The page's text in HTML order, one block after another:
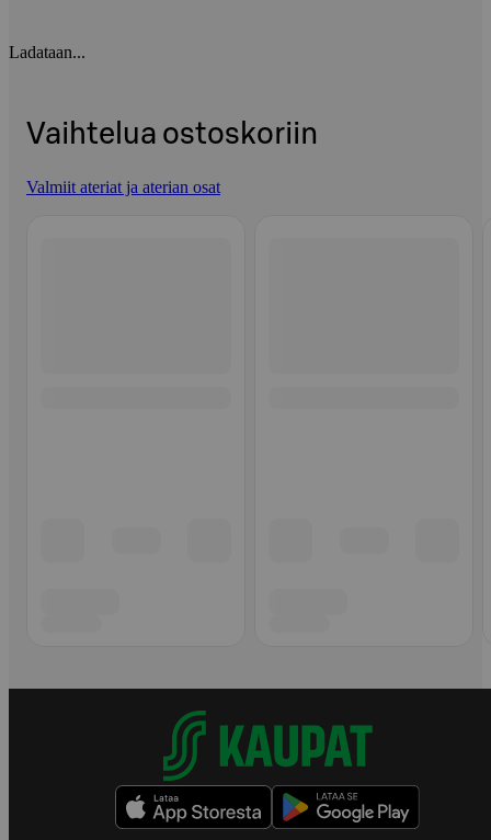
Ladataan...
Vaihtelua ostoskoriin
Valmiit ateriat ja aterian osat